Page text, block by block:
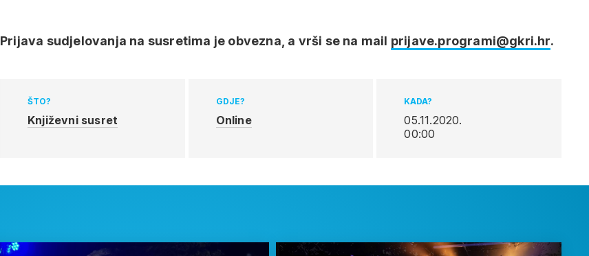
Prijava sudjelovanja na susretima je obvezna, a vrši se na mail prijave.programi@gkri.hr.
ŠTO?
Književni susret
GDJE?
Online
KADA?
05.11.2020.
00:00